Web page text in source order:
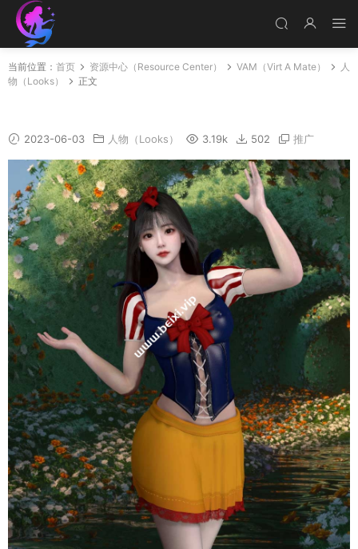
当前位置： 首页 资源中心（Resource Center） VAM（Virt A Mate）
人
物（Looks）
正文
2023-06-03 人物（Looks） 3.19k 502 推广